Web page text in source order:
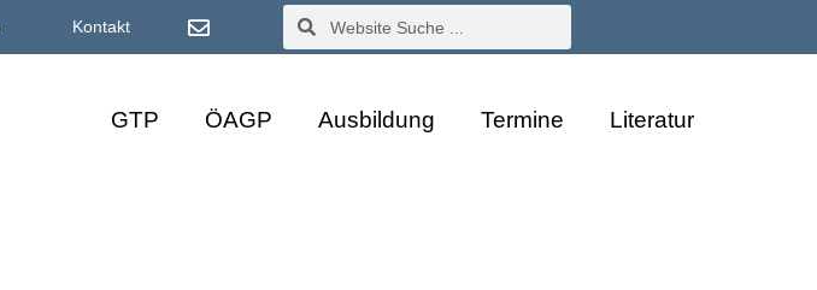
Kontakt
GTP ÖAGP Ausbildung Termine Literatur